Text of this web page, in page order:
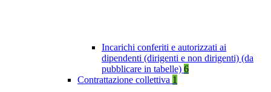
Incarichi conferiti e autorizzati ai
dipendenti (dirigenti e non dirigenti) (da
pubblicare in tabelle) 6
Contrattazione collettiva 1